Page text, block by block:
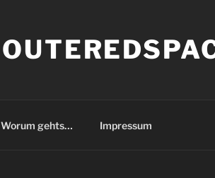
Worum gehts… Impressum